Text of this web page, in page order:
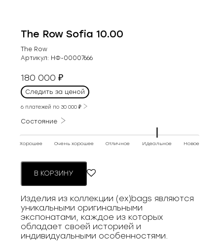
The Row Sofia 10.00
The Row
Артикул: НФ-00007666
180 000₽
Следить за ценой
6 платежей по 30 000₽
Состояние
Хорошее Очень хорошее Отличное Идеальное Новое
В КОРЗИНУ
Изделия из коллекции (ex)bags являются
уникальными оригинальными
экспонатами, каждое из которых
обладает своей историей и
индивидуальными особенностями.